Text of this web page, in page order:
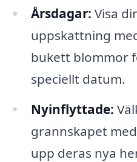
Årsdagar: Visa
uppskattning
bukett blommor
speciellt datum.
Nyinflyttade:
grannskapet
upp deras nya